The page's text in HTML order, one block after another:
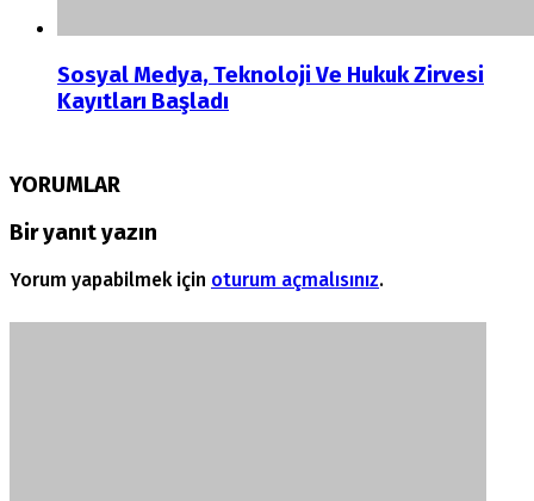
Sosyal Medya, Teknoloji Ve Hukuk Zirvesi
Kayıtları Başladı
YORUMLAR
Bir yanıt yazın
Yorum yapabilmek için oturum açmalısınız.